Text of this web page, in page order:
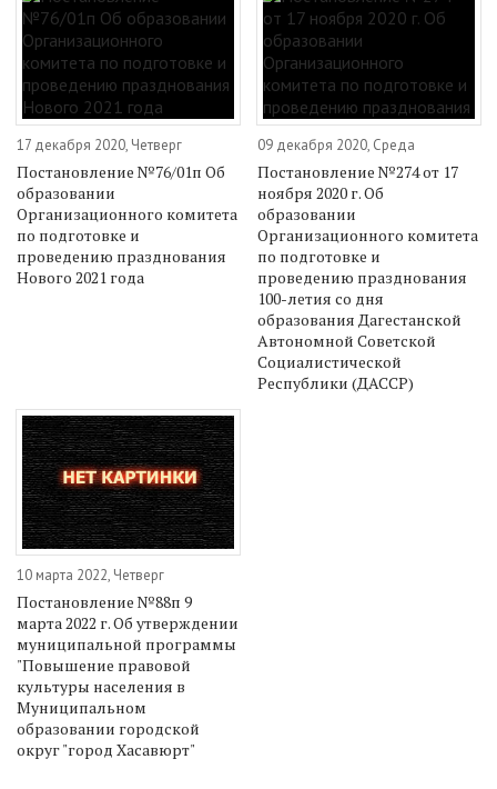
17 декабря 2020, Четверг
Постановление №76/01п Об
образовании
Организационного комитета
по подготовке и
проведению празднования
Нового 2021 года
09 декабря 2020, Среда
Постановление №274 от 17
ноября 2020 г. Об
образовании
Организационного комитета
по подготовке и
проведению празднования
100-летия со дня
образования Дагестанской
Автономной Советской
Социалистической
Республики (ДАССР)
10 марта 2022, Четверг
Постановление №88п 9
марта 2022 г. Об утверждении
муниципальной программы
"Повышение правовой
культуры населения в
Муниципальном
образовании городской
округ "город Хасавюрт"